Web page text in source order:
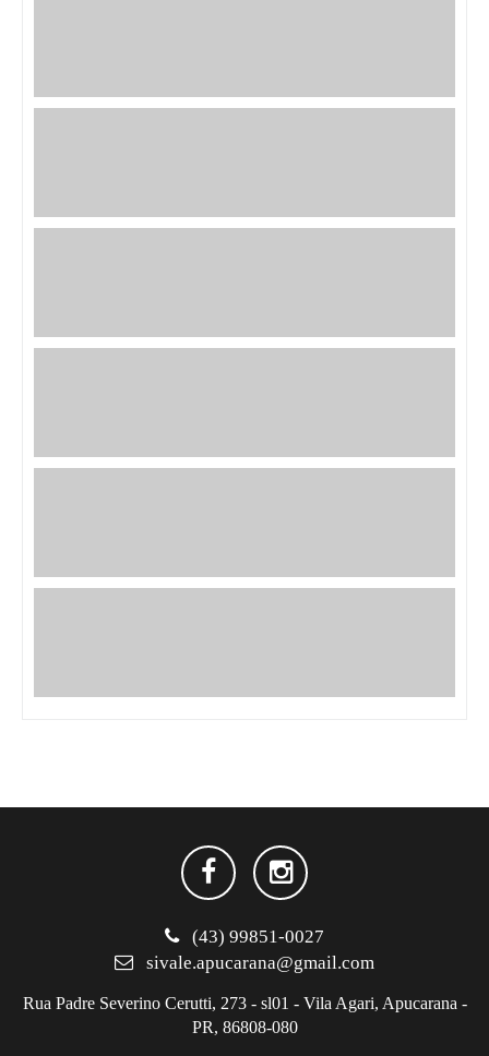
(43) 99851-0027
sivale.apucarana@gmail.com
Rua Padre Severino Cerutti, 273 - sl01 - Vila Agari, Apucarana -
PR, 86808-080